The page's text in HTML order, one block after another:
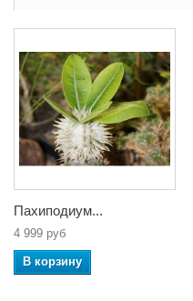
Пахиподиум...
4 999 руб
В корзину